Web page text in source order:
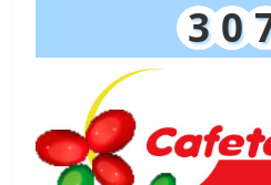
3 0